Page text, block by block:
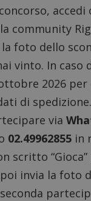
,
community
la foto dello
vinto. In caso
2026
di spedizione.
via
02.49962855 in
scritto
invia la foto